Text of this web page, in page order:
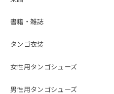
書籍・雑誌
タンゴ衣装
女性用タンゴシューズ
男性用タンゴシューズ